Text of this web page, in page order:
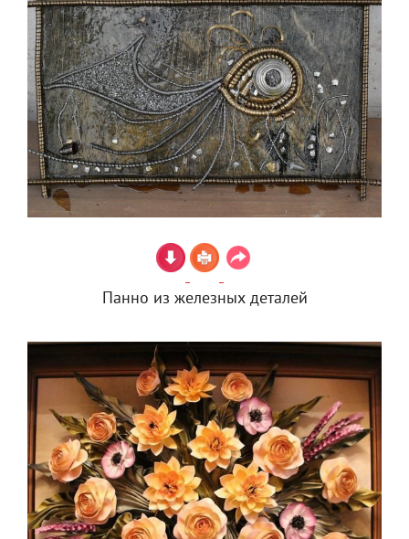
Панно из железных деталей